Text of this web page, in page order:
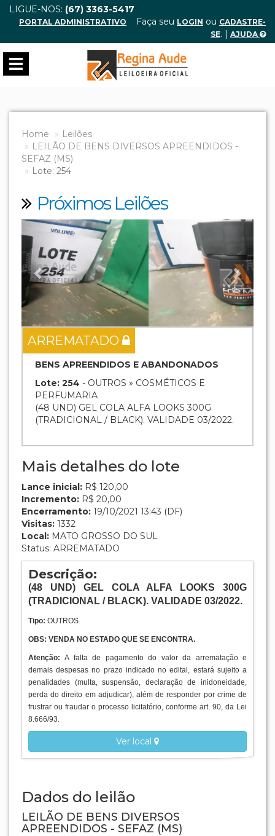
LIGUE-NOS: (67) 3363-5417
PORTAL ADMINISTRATIVO Faça seu LOGIN ou CADASTRE-
SE. | AJUDA
Toggle
navigation
Home
Leilões
LEILÃO DE BENS DIVERSOS APREENDIDOS -
SEFAZ (MS)
Lote: 254
Próximos Leilões
Previous
ARREMATADO
BENS APREENDIDOS E ABANDONADOS
Lote: 254 - OUTROS » COSMÉTICOS E
PERFUMARIA
(48 UND) GEL COLA ALFA LOOKS 300G
(TRADICIONAL / BLACK). VALIDADE 03/2022.
Mais detalhes do lote
Lance inicial: R$ 120,00
Incremento: R$ 20,00
Encerramento: 19/10/2021 13:43 (DF)
Visitas: 1332
Local: MATO GROSSO DO SUL
Status: ARREMATADO
Descrição:
(48 UND) GEL COLA ALFA LOOKS 300G
(TRADICIONAL / BLACK). VALIDADE 03/2022.
Tipo: OUTROS
OBS: VENDA NO ESTADO QUE SE ENCONTRA.
Atenção:A falta de pagamento do valor da arrematação e
demais despesas no prazo indicado no edital, estará sujeito a
penalidades (multa, suspensão, declaração de inidoneidade,
perda do direito em adjudicar), além de responder por crime de
frustrar ou fraudar o processo licitatório, conforme art. 90, da Lei
8.666/93.
Ver local
Dados do leilão
LEILÃO DE BENS DIVERSOS
APREENDIDOS - SEFAZ (MS)